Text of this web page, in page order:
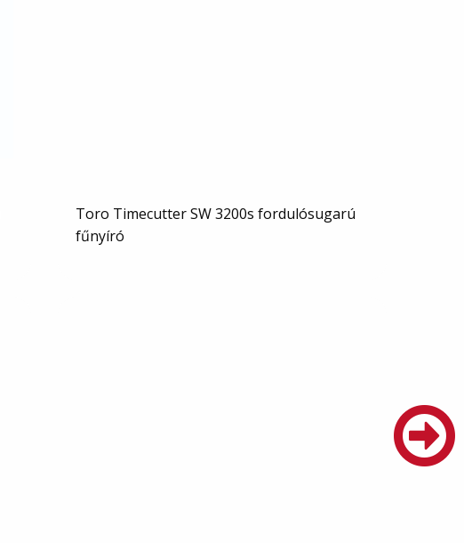
Toro Timecutter SW 3200s fordulósugarú
fűnyíró